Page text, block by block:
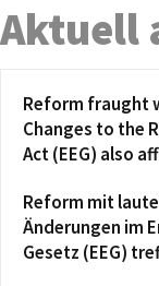
Aktuell
Reform fraught
Changes to the
Act (EEG) also
Reform mit
Änderungen im
Gesetz (EEG)